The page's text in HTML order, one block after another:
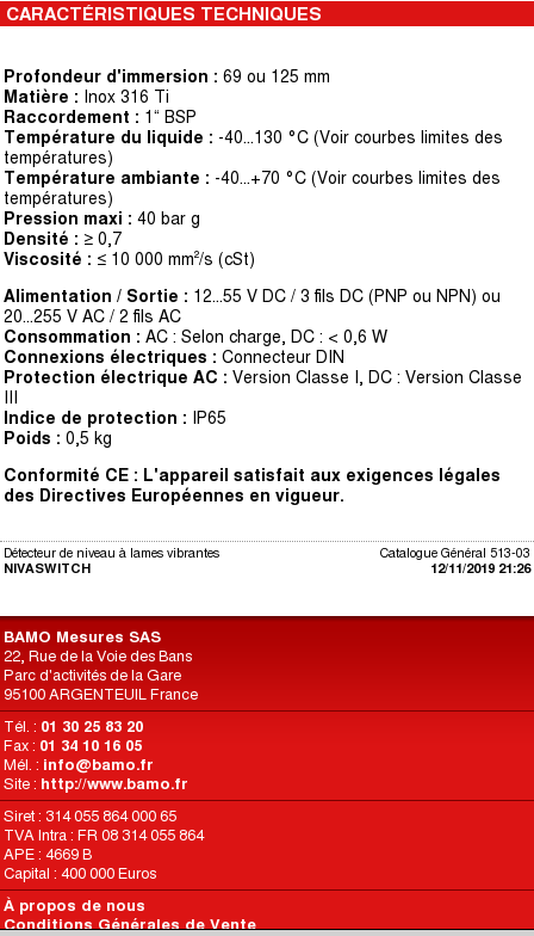
CARACTÉRISTIQUES TECHNIQUES
Profondeur d'immersion : 69 ou 125 mm
Matière : Inox 316 Ti
Raccordement : 1“ BSP
Température du liquide : -40…130 °C (Voir courbes limites des
températures)
Température ambiante : -40...+70 °C (Voir courbes limites des
températures)
Pression maxi : 40 bar g
Densité : ≥ 0,7
Viscosité : ≤ 10 000 mm²/s (cSt)
Alimentation / Sortie : 12...55 V DC / 3 fils DC (PNP ou NPN) ou
20...255 V AC / 2 fils AC
Consommation : AC : Selon charge, DC : < 0,6 W
Connexions électriques : Connecteur DIN
Protection électrique AC : Version Classe I, DC : Version Classe
Indice de protection : IP65
Poids : 0,5 kg
Conformité CE : L'appareil satisfait aux exigences légales
des Directives Européennes en vigueur.
Catalogue Général 513-03
12/11/2019 21:26
Détecteur de niveau à lames vibrantes
NIVASWITCH
BAMO Mesures SAS
22, Rue de la Voie des Bans
Parc d'activités de la Gare
95100 ARGENTEUIL France
Tél. : 01 30 25 83 20
Fax : 01 34 10 16 05
Mél. : info@bamo.fr
Site : http://www.bamo.fr
Siret : 314 055 864 000 65
TVA Intra : FR 08 314 055 864
APE : 4669 B
Capital : 400 000 Euros
À propos de nous
Conditions Générales de Vente